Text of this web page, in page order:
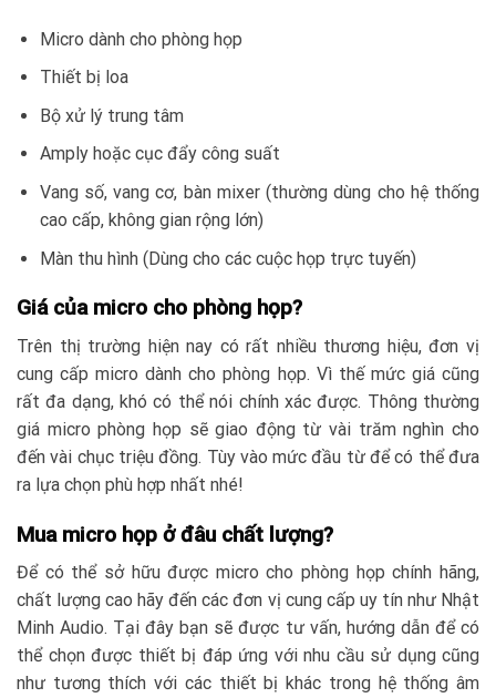
Micro dành cho phòng họp
Thiết bị loa
Bộ xử lý trung tâm
Amply hoặc cục đẩy công suất
Vang số, vang cơ, bàn mixer (thường dùng cho hệ thống
cao cấp, không gian rộng lớn)
Màn thu hình (Dùng cho các cuộc họp trực tuyến)
Giá của micro cho phòng họp?
Trên thị trường hiện nay có rất nhiều thương hiệu, đơn vị
cung cấp micro dành cho phòng họp. Vì thế mức giá cũng
rất đa dạng, khó có thể nói chính xác được. Thông thường
giá micro phòng họp sẽ giao động từ vài trăm nghìn cho
đến vài chục triệu đồng. Tùy vào mức đầu từ để có thể đưa
ra lựa chọn phù hợp nhất nhé!
Mua micro họp ở đâu chất lượng?
Để có thể sở hữu được micro cho phòng họp chính hãng,
chất lượng cao hãy đến các đơn vị cung cấp uy tín như Nhật
Minh Audio. Tại đây bạn sẽ được tư vấn, hướng dẫn để có
thể chọn được thiết bị đáp ứng với nhu cầu sử dụng cũng
như tương thích với các thiết bị khác trong hệ thống âm